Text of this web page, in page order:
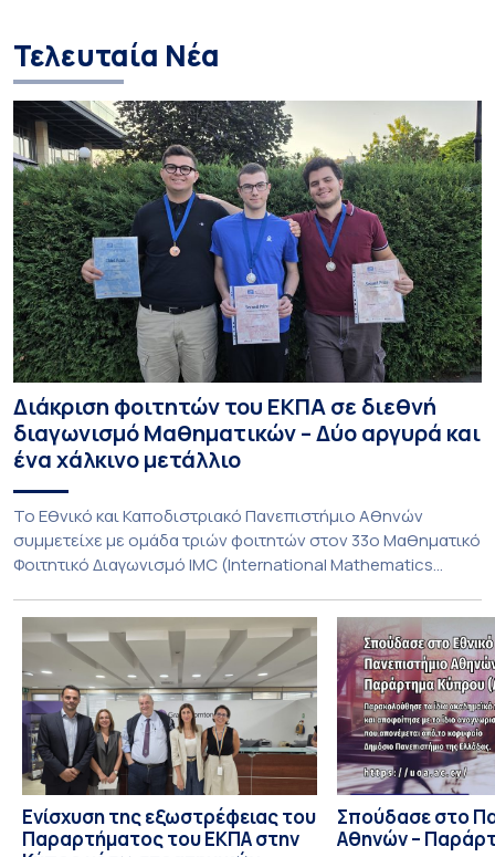
Τελευταία Νέα
Διάκριση φοιτητών του ΕΚΠΑ σε διεθνή
διαγωνισμό Μαθηματικών – Δύο αργυρά και
ένα χάλκινο μετάλλιο
To Εθνικό και Καποδιστριακό Πανεπιστήμιο Αθηνών
συμμετείχε με ομάδα τριών φοιτητών στον 33ο Μαθηματικό
Φοιτητικό Διαγωνισμό IMC (International Mathematics
Ιουλίου στο Blagoevgrad της Βουλγαρίας. Σε αυτόν
συμμετείχαν 447 φοιτητές εκπροσωπώντας 135
πανεπιστήμια από 46 χώρες. Από την Ελλάδα, συμμετείχαν
επίσης το Εθνικό Μετσόβιο Πολυτεχνείο, το Αριστοτέλειο
Πανεπιστήμιο […]
Ενίσχυση της εξωστρέφειας του
Παραρτήματος του ΕΚΠΑ στην
Σπούδασε στο
Αθηνών –